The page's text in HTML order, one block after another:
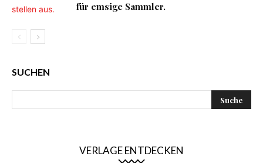
für emsige Sammler.
SUCHEN
VERLAGE ENTDECKEN